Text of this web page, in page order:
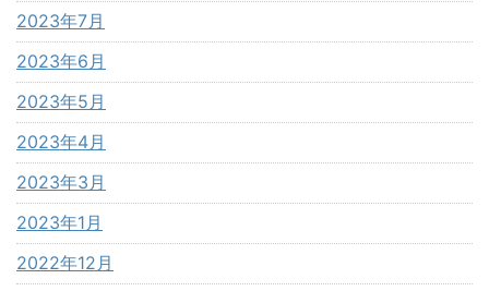
2023年7月
2023年6月
2023年5月
2023年4月
2023年3月
2023年1月
2022年12月